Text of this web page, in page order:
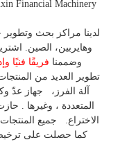
لدينا مراكز بحث وتطوير
وهايربين، الصين.
وضممنا فريقًا فنيًا
تطوير
العديد من
آلة الفرز،
جهاز عدّ
المتعددة ، وغيرها
.
الاختراع.
جميع